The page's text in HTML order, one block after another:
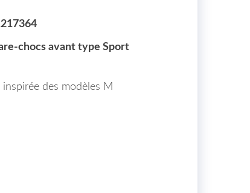
chocs avant type Sport
des modèles M